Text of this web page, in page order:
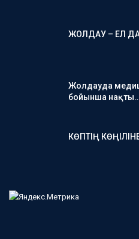
ЖОЛДАУ – ЕЛ
Жолдауда
бойынша нақты…
КӨПТІҢ